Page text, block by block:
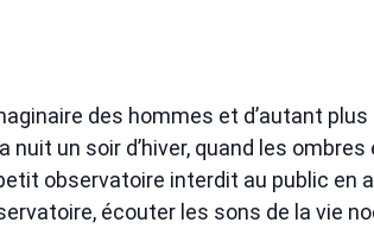
des hommes et d’autant
nuit un soir d’hiver, quand les
observatoire interdit au public en
écouter les sons de la vie